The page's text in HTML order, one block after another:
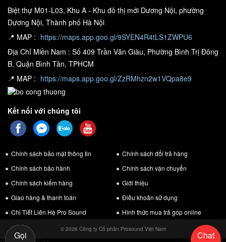
tích hợp một đèn led hình vòng cung, vừa có công dụng trang trí,
vừa điều chỉnh độ khuếch tán của âm thanh.
Củ loa được thiết kế cho hiệu suất mạnh mẽ.
Khả năng đáp ứng cao và mạnh mẽ được hoàn thiện với thiết kế
loa trầm hình nón và làm từ sợi aramid. Với các đặc tính nhẹ và rắn
chắc, sợi aramid chuyên dùng cho các dự án quân sự và vũ trụ đã
nam châm loại lớn. Loa cao tần sử dụng nước sắt từ trong mạch
nam châm, thể hiện được sự cân bằng và bao quát cho những tần
Biệt thự M01-L03, Khu A - Khu đô thị mới Dương Nội, phường
Dương Nội, Thành phố Hà Nội
📍 MAP : https://maps.app.goo.gl/9SYEN4R4tLS1ZWPU6
Địa Chỉ Miền Nam : Số 409 Trần Văn Giàu, Phường Bình Trị Đông
B, Quận Bình Tân, TPHCM
📍 MAP : https://maps.app.goo.gl/ZzRMhzn2w1VQpa8e9
Kết nối với chúng tôi
Chính sách bảo mật thông tin
Chính sách đổi trả hàng
Chính sách bảo hành
Chính sách vận chuyển
Chính sách kiểm hàng
Giới thiệu
Giao hàng & thanh toán
Điều khoản sử dụng
Chi Tiết Liên Hệ Pro Sound
Hình thức mua trả góp online
© 2026 Công ty Cổ phần Prosound Việt Nam
Gọi
Chat